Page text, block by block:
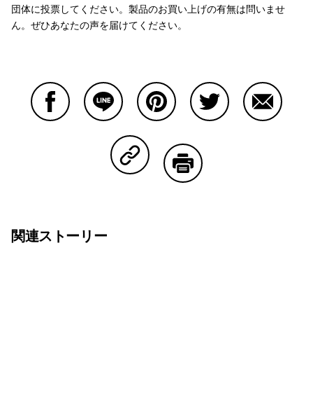
団体に投票してください。製品のお買い上げの有無は問いませ
ん。ぜひあなたの声を届けてください。
Copy Linkで共有する
関連ストーリー